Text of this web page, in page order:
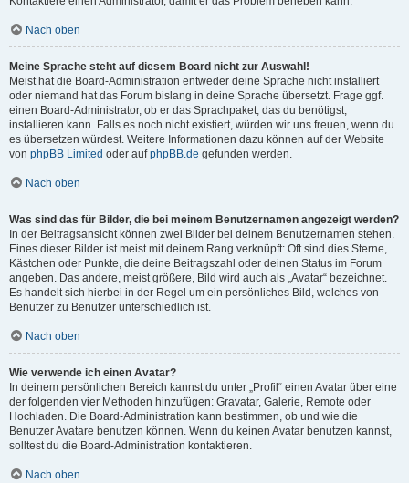
Nach oben
Meine Sprache steht auf diesem Board nicht zur Auswahl!
Meist hat die Board-Administration entweder deine Sprache nicht installiert
oder niemand hat das Forum bislang in deine Sprache übersetzt. Frage ggf.
einen Board-Administrator, ob er das Sprachpaket, das du benötigst,
installieren kann. Falls es noch nicht existiert, würden wir uns freuen, wenn du
es übersetzen würdest. Weitere Informationen dazu können auf der Website
von phpBB Limited oder aufphpBB.de gefunden werden.
Nach oben
Was sind das für Bilder, die bei meinem Benutzernamen angezeigt werden?
In der Beitragsansicht können zwei Bilder bei deinem Benutzernamen stehen.
Eines dieser Bilder ist meist mit deinem Rang verknüpft: Oft sind dies Sterne,
Kästchen oder Punkte, die deine Beitragszahl oder deinen Status im Forum
angeben. Das andere, meist größere, Bild wird auch als „Avatar“ bezeichnet.
Es handelt sich hierbei in der Regel um ein persönliches Bild, welches von
Benutzer zu Benutzer unterschiedlich ist.
Nach oben
Wie verwende ich einen Avatar?
In deinem persönlichen Bereich kannst du unter „Profil“ einen Avatar über eine
der folgenden vier Methoden hinzufügen: Gravatar, Galerie, Remote oder
Hochladen. Die Board-Administration kann bestimmen, ob und wie die
Benutzer Avatare benutzen können. Wenn du keinen Avatar benutzen kannst,
solltest du die Board-Administration kontaktieren.
Nach oben